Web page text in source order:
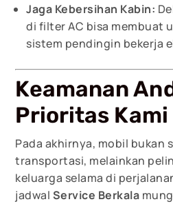
Jaga Kebersihan Kabin:
di filter AC bisa membuat
sistem pendingin bekerja
Keamanan
Prioritas Kami
Pada akhirnya, mobil bukan
transportasi, melainkan
keluarga selama di
jadwal Service Berkala